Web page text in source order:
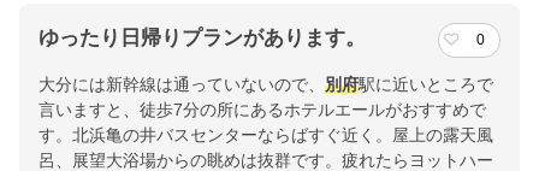
ゆったり日帰りプランがあります。 0
大分には新幹線は通っていないので、 別府駅に近いところで
言いますと、徒歩7分の所にあるホテルエールがおすすめで
す。北浜亀の井バスセンターならばすぐ近く。屋上の露天風
呂、展望大浴場からの眺めは抜群です。疲れたらヨットハー